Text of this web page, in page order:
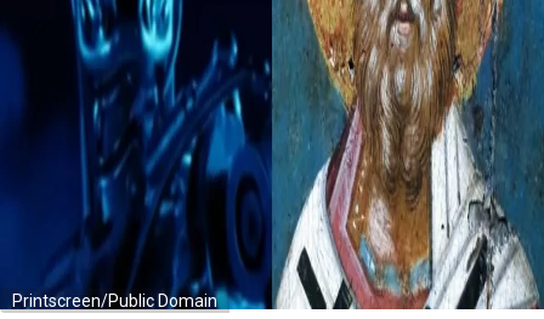
Printscreen/Public Domain